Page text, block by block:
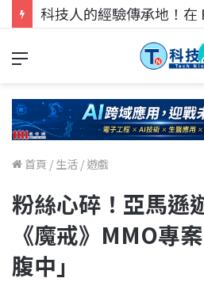
首頁 / 生活 / 遊戲
粉絲心碎！亞馬遜
《魔戒》MMO專
腹中」